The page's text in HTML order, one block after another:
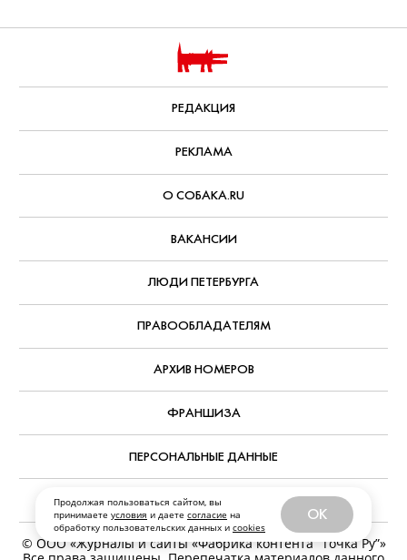
Продолжая пользоваться сайтом, вы
принимаете условия и даете согласие на
обработку пользовательских данных и cookies
OK
самой Билли и ее брата, музыканта
Финнеаса О’Коннелла.
С 9 августа, Paramount+
АВТОР: Александр Павлов,7 августа, 2026
РУБРИКА: Что смотреть дома
КОММЕНТАРИИ
РЕДАКЦИЯ
РЕКЛАМА
О СОБАКА.RU